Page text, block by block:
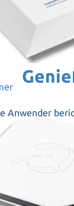
Anwender
Kunden als